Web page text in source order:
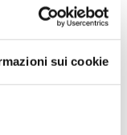
sui cookie